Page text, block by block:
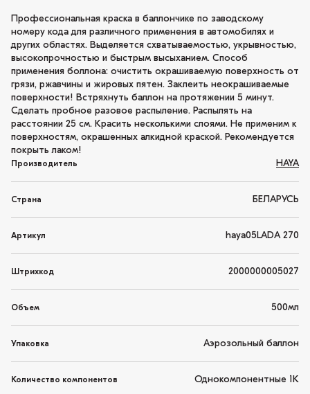
Профессиональная краска в баллончике по заводскому
номеру кода для различного применения в автомобилях и
других областях. Выделяется схватываемостью, укрывностью,
высокопрочностью и быстрым высыханием. Способ
применения боллона: очистить окрашиваемую поверхность от
грязи, ржавчины и жировых пятен. Заклеить неокрашиваемые
поверхности! Встряхнуть баллон на протяжении 5 минут.
Сделать пробное разовое распыление. Распылять на
расстоянии 25 см. Красить несколькими слоями. Не применим к
поверхностям, окрашенных алкидной краской. Рекомендуется
покрыть лаком!
Производитель HAYA
Страна БЕЛАРУСЬ
Артикул haya05LADA 270
Штрихкод 2000000005027
Объем 500мл
Упаковка Аэрозольный баллон
Количество компонентов Однокомпонентные 1K